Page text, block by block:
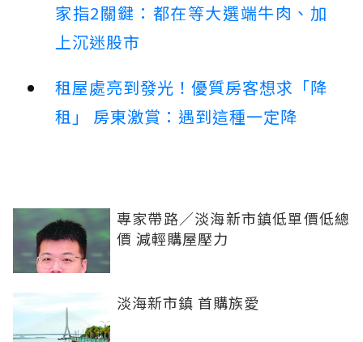
家指2關鍵：都在等大選端牛肉、加
上沉迷股市
租屋處亮到發光！優質房客想求「降
租」 房東激賞：遇到這種一定降
專家帶路／淡海新市鎮低單價低總
價 減輕購屋壓力
淡海新市鎮 首購族愛